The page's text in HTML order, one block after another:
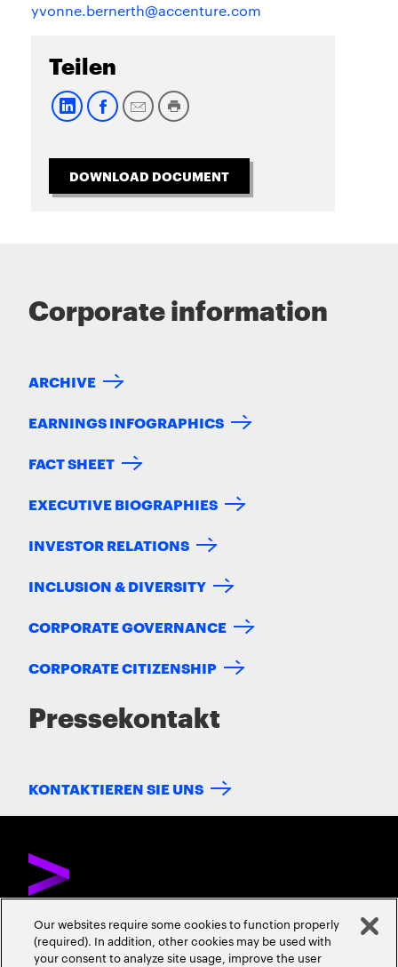
yvonne.bernerth@accenture.com
Teilen
DOWNLOAD DOCUMENT
Corporate information
ARCHIVE
EARNINGS INFOGRAPHICS
FACT SHEET
EXECUTIVE BIOGRAPHIES
INVESTOR RELATIONS
INCLUSION & DIVERSITY
CORPORATE GOVERNANCE
CORPORATE CITIZENSHIP
Pressekontakt
KONTAKTIEREN SIE UNS
ÜBER ACCENTUREKONTAKTIEREN SIE UNS KARRIERE
Our websites require some cookies to function properly
(required). In addition, other cookies may be used with
your consent to analyze site usage, improve the user